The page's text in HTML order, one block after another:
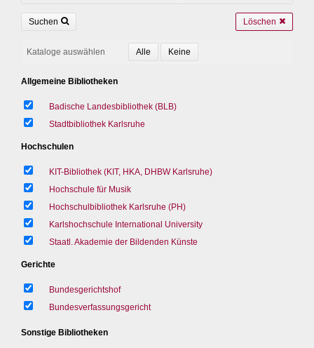
Suchen Löschen
Kataloge auswählen
Allgemeine Bibliotheken
Badische Landesbibliothek (BLB)
Stadtbibliothek Karlsruhe
Hochschulen
KIT-Bibliothek (KIT, HKA, DHBW Karlsruhe)
Hochschule für Musik
Hochschulbibliothek Karlsruhe (PH)
Karlshochschule International University
Staatl. Akademie der Bildenden Künste
Gerichte
Bundesgerichtshof
Bundesverfassungsgericht
Sonstige Bibliotheken